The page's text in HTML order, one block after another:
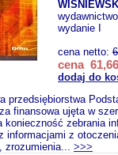
wydanie I
cena netto:
cena
dodaj do
przedsiębiorstwa
finansowa ujęta w
konieczność zebrania
informacjami z
zrozumienia... >>>